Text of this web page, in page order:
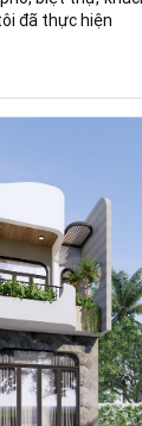
đã thực hiện